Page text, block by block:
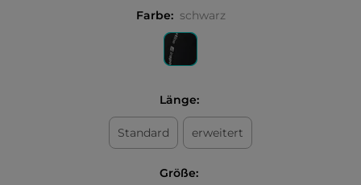
Farbe: schwarz
Länge:
Standard erweitert
Größe: